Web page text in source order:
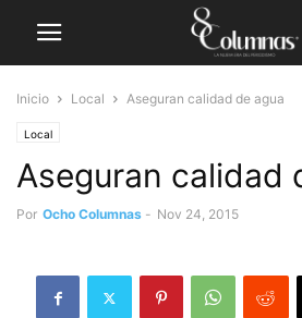
Inicio Local Aseguran calidad de agua
Local
Aseguran calidad
Por Ocho Columnas - Nov 24, 2015